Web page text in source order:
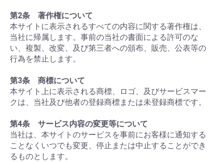
第2条 著作権について
本サイトに表示されるすべての内容に関する著作権は、
当社に帰属します。事前の当社の書面による許可のな
い、複製、改変、及び第三者への頒布、販売、公表等の
行為を禁止します。
第3条 商標について
本サイト上に表示される商標、ロゴ、及びサービスマー
クは、当社及び他者の登録商標または未登録商標です。
第4条 サービス内容の変更等について
当社は、本サイトのサービスを事前にお客様に通知する
ことなくいつでも変更、停止または中止することができ
るものとします。